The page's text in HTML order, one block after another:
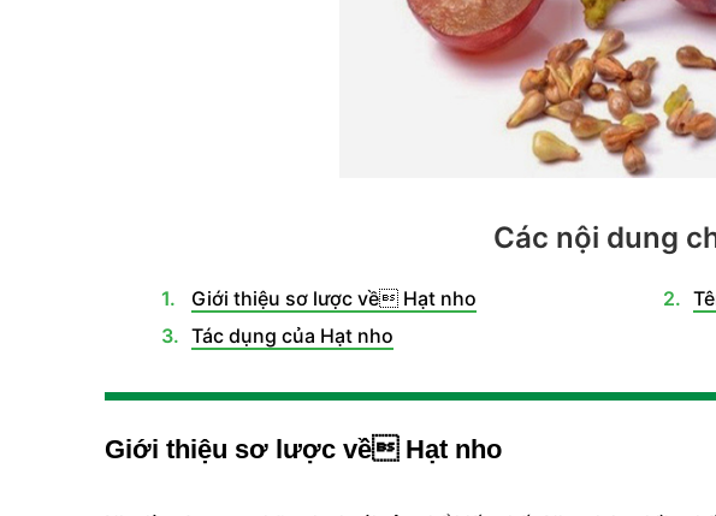
Các nội dung
Giới thiệu sơ lược về Hạt nho
Tác dụng của Hạt nho
Giới thiệu sơ lược về Hạt nho